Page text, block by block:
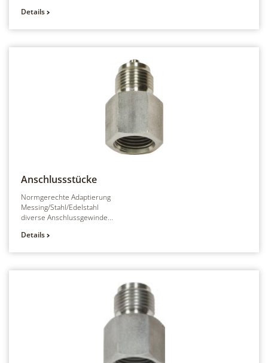
Details
Anschlussstücke
Normgerechte Adaptierung
Messing/Stahl/Edelstahl
diverse Anschlussgewinde...
Details